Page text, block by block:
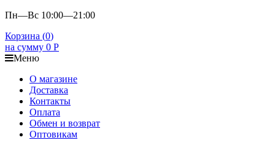
Пн—Вс 10:00—21:00
Корзина (0)
на сумму 0 Р
Меню
О магазине
Доставка
Контакты
Оплата
Обмен и возврат
Оптовикам